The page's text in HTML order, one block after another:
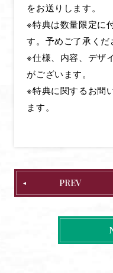
をお送りします。
※特典は数量限定に
す。予めご了承くだ
※仕様、内容、デザ
がございます。
※特典に関するお問
ます。
PREV